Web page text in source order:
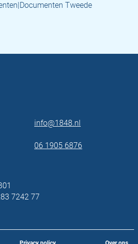
Tweede
info@1848.nl
06 1905 6876
7242 77